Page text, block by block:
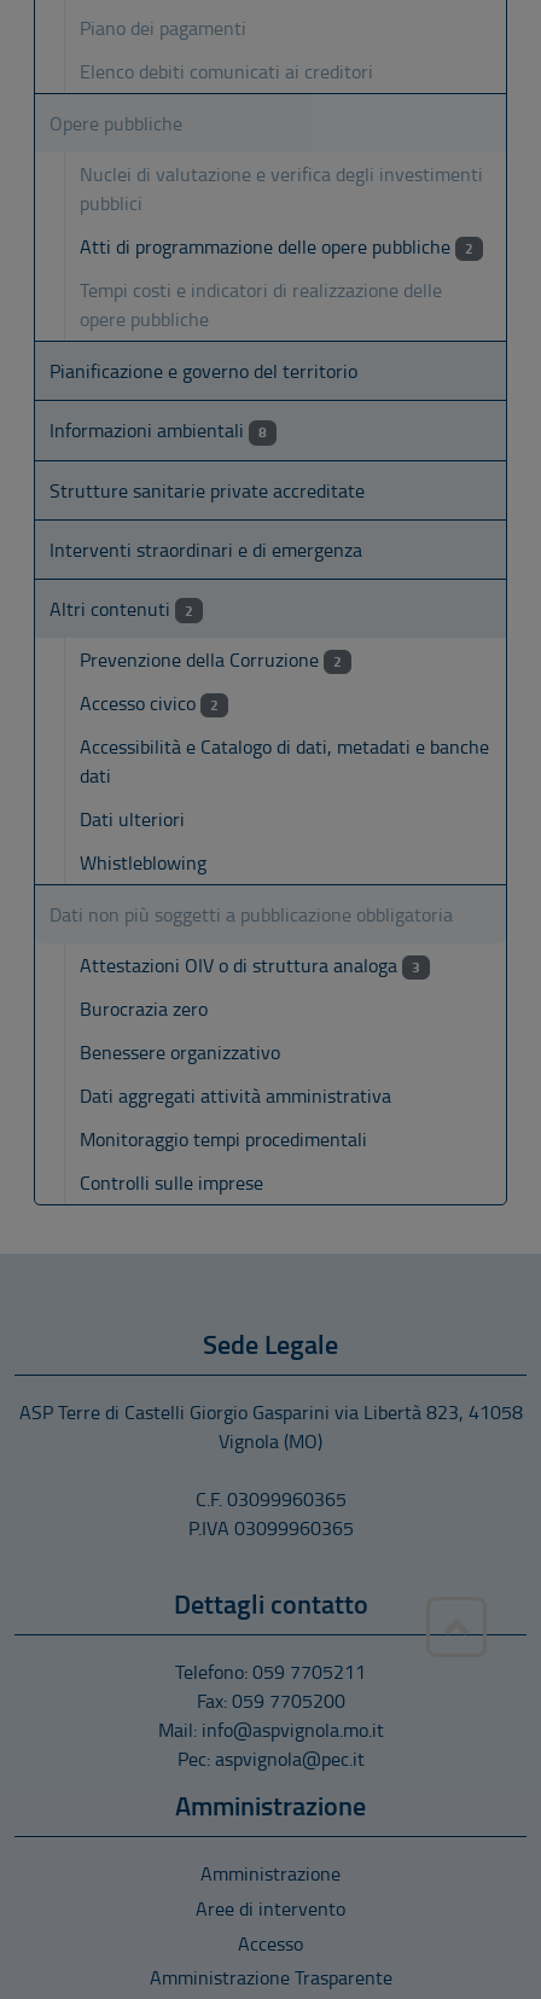
Piano dei pagamenti
Elenco debiti comunicati ai creditori
Opere pubbliche
Nuclei di valutazione e verifica degli investimenti
pubblici
Atti di programmazione delle opere pubbliche
2
Tempi costi e indicatori di realizzazione delle
opere pubbliche
Pianificazione e governo del territorio
Informazioni ambientali 8
Strutture sanitarie private accreditate
Interventi straordinari e di emergenza
Altri contenuti 2
Prevenzione della Corruzione 2
Accesso civico 2
Accessibilità e Catalogo di dati, metadati e banche
dati
Dati ulteriori
Whistleblowing
Dati non più soggetti a pubblicazione obbligatoria
Attestazioni OIV o di struttura analoga
3
Burocrazia zero
Benessere organizzativo
Dati aggregati attività amministrativa
Monitoraggio tempi procedimentali
Controlli sulle imprese
Sede Legale
ASP Terre di Castelli Giorgio Gasparini via Libertà 823, 41058
Vignola (MO)
C.F. 03099960365
P.IVA 03099960365
Dettagli contatto
Telefono: 059 7705211
Fax: 059 7705200
Mail: info@aspvignola.mo.it
Pec: aspvignola@pec.it
Amministrazione
Amministrazione
Aree di intervento
Accesso
Amministrazione Trasparente